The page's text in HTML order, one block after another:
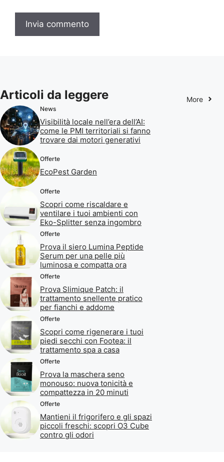
Articoli da leggere More
News
Visibilità locale nell’era dell’AI:
come le PMI territoriali si fanno
trovare dai motori generativi
Offerte
EcoPest Garden
Offerte
Scopri come riscaldare e
ventilare i tuoi ambienti con
Eko-Splitter senza ingombro
Offerte
Prova il siero Lumina Peptide
Serum per una pelle più
luminosa e compatta ora
Offerte
Prova Slimique Patch: il
trattamento snellente pratico
per fianchi e addome
Offerte
Scopri come rigenerare i tuoi
piedi secchi con Footea: il
trattamento spa a casa
Offerte
Prova la maschera seno
monouso: nuova tonicità e
compattezza in 20 minuti
Offerte
Mantieni il frigorifero e gli spazi
piccoli freschi: scopri O3 Cube
contro gli odori